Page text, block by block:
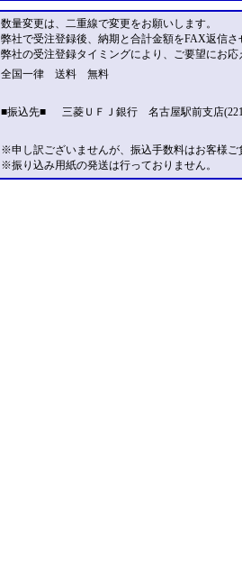
数量変更は、二重線で変更をお願いします。
弊社で受注登録後、納期と合計金額をFAX返信さ
弊社の受注登録タイミングにより、ご要望にお
全国一律 送料 無料
■振込先■ 三菱ＵＦＪ銀行 名古屋駅前支店
※申し訳ございませんが、振込手数料はお客様ご
※振り込み用紙の発送は行っておりません。